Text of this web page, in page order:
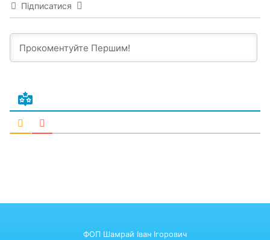
Підписатися
ФОП Шамрай Іван Ігорович